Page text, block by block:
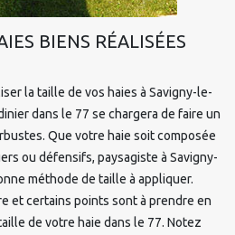
BIENS RÉALISÉES
la taille de vos haies à Savigny-le-
dans le 77 se chargera de faire un
Que votre haie soit composée
ou défensifs, paysagiste à Savigny-
méthode de taille à appliquer.
et certains points sont à prendre en
de votre haie dans le 77. Notez